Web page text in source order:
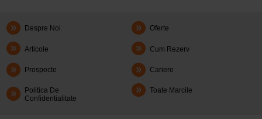
Despre Noi Oferte
Articole Cum Rezerv
Prospecte Cariere
Politica De
Confidentialitate
Toate Marcile